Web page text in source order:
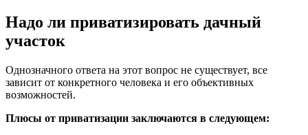
Надо ли приватизировать дачный
участок
Однозначного ответа на этот вопрос не существует, все
зависит от конкретного человека и его объективных
возможностей.
Плюсы от приватизации заключаются в следующем: